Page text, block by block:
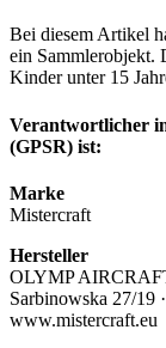
Bei diesem Artikel
ein Sammlerobjekt.
Kinder unter 15
Verantwortlicher
(GPSR) ist:
Marke
Mistercraft
Hersteller
OLYMP
Sarbinowska 27/19
www.mistercraft.eu